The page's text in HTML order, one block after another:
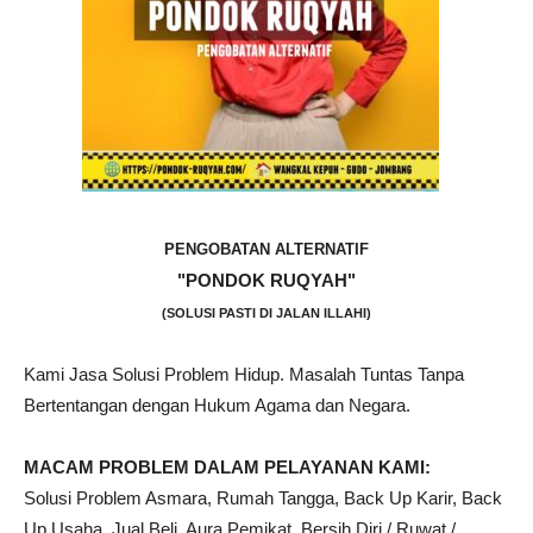
PENGOBATAN ALTERNATIF
"PONDOK RUQYAH"
(SOLUSI PASTI DI JALAN ILLAHI)
Kami Jasa Solusi Problem Hidup. Masalah Tuntas Tanpa
Bertentangan dengan Hukum Agama dan Negara.
MACAM PROBLEM DALAM PELAYANAN KAMI:
Solusi Problem Asmara, Rumah Tangga, Back Up Karir, Back
Up Usaha, Jual Beli, Aura Pemikat, Bersih Diri / Ruwat /